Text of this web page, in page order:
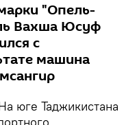
"Опель-
Вахша Юсуф
с
машина
юге Таджикистана